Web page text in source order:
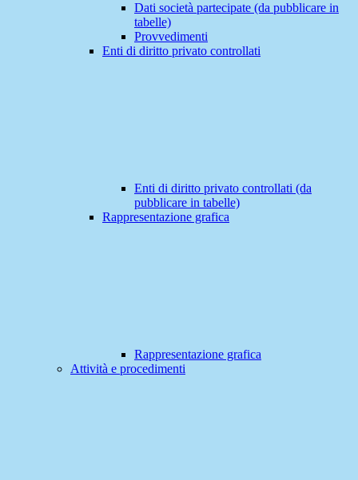
Dati società partecipate (da pubblicare in
tabelle)
Provvedimenti
Enti di diritto privato controllati
Enti di diritto privato controllati (da
pubblicare in tabelle)
Rappresentazione grafica
Rappresentazione grafica
Attività e procedimenti